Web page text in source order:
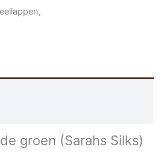
groen (Sarahs Silks)